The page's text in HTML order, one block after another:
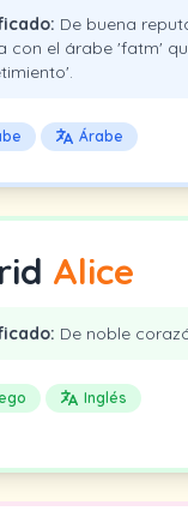
De buena
con el árabe 'fatm'
Árabe
Alice
De noble
Inglés